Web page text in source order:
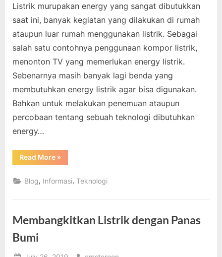
Listrik murupakan energy yang sangat dibutukkan
saat ini, banyak kegiatan yang dilakukan di rumah
ataupun luar rumah menggunakan listrik. Sebagai
salah satu contohnya penggunaan kompor listrik,
menonton TV yang memerlukan energy listrik.
Sebenarnya masih banyak lagi benda yang
membutuhkan energy listrik agar bisa digunakan.
Bahkan untuk melakukan penemuan ataupun
percobaan tentang sebuah teknologi dibutuhkan
energy…
Read More“Energi
Listrik
Dibutuhkan”
»
Blog, Informasi,Teknologi
Membangkitkan Listrik dengan Panas
Bumi